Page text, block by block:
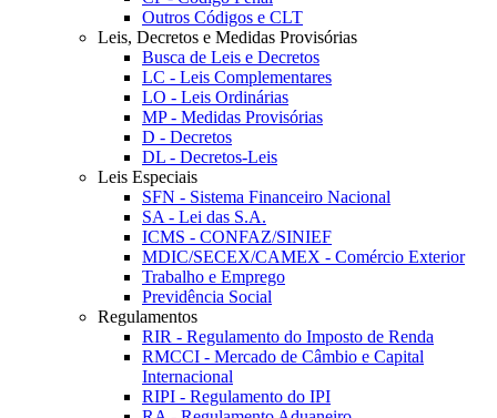
Outros Códigos e CLT
Leis, Decretos e Medidas Provisórias
Busca de Leis e Decretos
LC - Leis Complementares
LO - Leis Ordinárias
MP - Medidas Provisórias
D - Decretos
DL - Decretos-Leis
Leis Especiais
SFN - Sistema Financeiro Nacional
SA - Lei das S.A.
ICMS - CONFAZ/SINIEF
MDIC/SECEX/CAMEX - Comércio Exterior
Trabalho e Emprego
Previdência Social
Regulamentos
RIR - Regulamento do Imposto de Renda
RMCCI - Mercado de Câmbio e Capital
Internacional
RIPI - Regulamento do IPI